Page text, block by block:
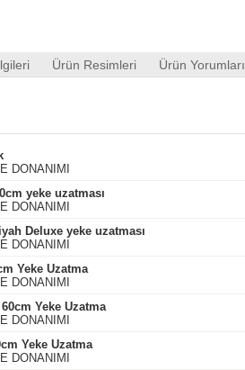
Ürün Resimleri Ürün Yorumları
DONANIMI
yeke uzatması
DONANIMI
Deluxe yeke uzatması
DONANIMI
Yeke Uzatma
DONANIMI
Yeke Uzatma
DONANIMI
Yeke Uzatma
DONANIMI